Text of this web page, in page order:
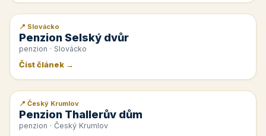
📰 PR článek
📍 Slovácko
Penzion Selský dvůr
penzion · Slovácko
Číst článek →
📰 PR článek
📍 Český Krumlov
Penzion Thallerův dům
penzion · Český Krumlov